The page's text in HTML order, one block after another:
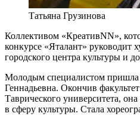
Татьяна Грузинова
Коллективом «КреативNN»,
конкурсе «Яталант» руководит
городского центра культуры и
Молодым специалистом пришла
Геннадьевна. Окончив
Таврического университета,
в сферу культуры. Стала